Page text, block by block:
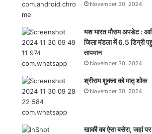
November 30, 2024
यश भारत मौसम अपडेट :
जिला मंडला में 6.5 डिग्री
तापमान
November 30, 2024
श्रीराम शुक्ला को मातृ शोक
November 30, 2024
खाकी का ऐसा बसेरा, जहां